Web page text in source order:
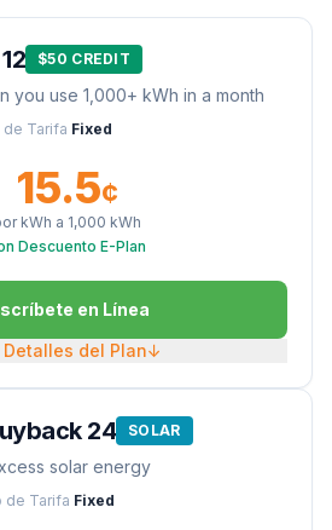
$50 CREDIT
you use 1,000+ kWh in a month
Tarifa Fixed
15.5¢
kWh a 1,000 kWh
Descuento E-Plan
en Línea
Detalles del Plan↓
24 SOLAR
solar energy
de Tarifa Fixed